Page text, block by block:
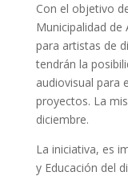
Con el objetivo
Municipalidad
para artistas de
tendrán la
audiovisual para
proyectos. La
diciembre.
La iniciativa, es
y Educación del